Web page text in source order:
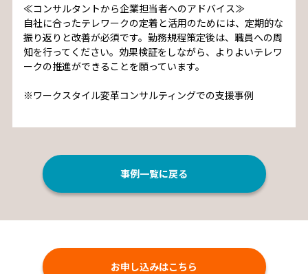
≪コンサルタントから企業担当者へのアドバイス≫
自社に合ったテレワークの定着と活用のためには、定期的な
振り返りと改善が必須です。勤務規程策定後は、職員への周
知を行ってください。効果検証をしながら、よりよいテレワ
ークの推進ができることを願っています。
※ワークスタイル変革コンサルティングでの支援事例
事例一覧に戻る
お申し込みはこちら